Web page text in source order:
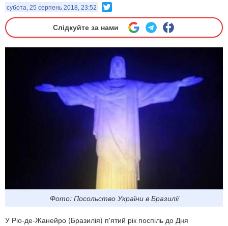
субота, 25 серпень 2018, 23:52
Слідкуйте за нами
Фото: Посольство України в Бразилії
У Ріо-де-Жанейро (Бразилія) п'ятий рік поспіль до Дня